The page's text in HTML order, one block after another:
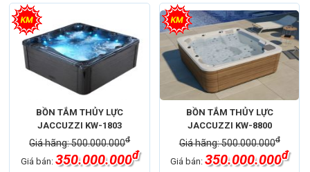
BỒN TẮM THỦY LỰC
JACCUZZI KW-1803
Giá hãng: 500.000.000đ
Giá bán: 350.000.000đ
BỒN TẮM THỦY LỰC
JACCUZZI KW-8800
Giá hãng: 500.000.000đ
Giá bán:350.000.000đ